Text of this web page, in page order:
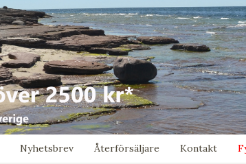
Nyhetsbrev Återförsäljare Kontakt